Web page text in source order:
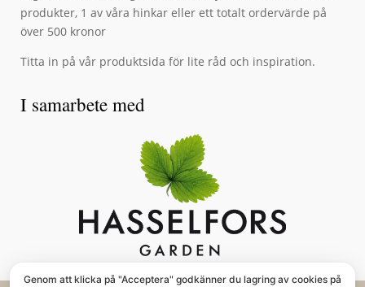
produkter, 1 av våra hinkar eller ett totalt ordervärde på
över 500 kronor
Titta in på vår produktsida för lite råd och inspiration.
I samarbete med
Genom att klicka på "Acceptera" godkänner du lagring av cookies på